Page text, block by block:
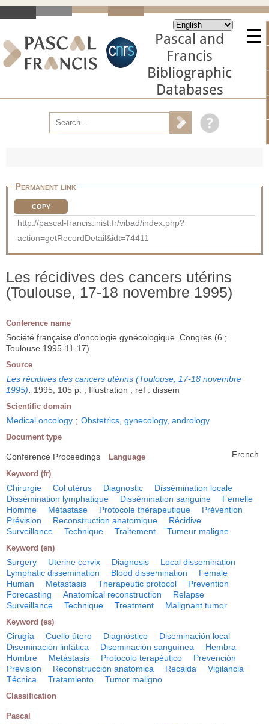
Pascal and
Francis
Bibliographic
Databases
Permanent link
COPY
http://pascal-francis.inist.fr/vibad/index.php?
action=getRecordDetail&idt=74411
Les récidives des cancers utérins
(Toulouse, 17-18 novembre 1995)
Conference name
Société française d'oncologie gynécologique. Congrès (6 ;
Toulouse 1995-11-17)
Source
Les récidives des cancers utérins (Toulouse, 17-18 novembre
1995)
1995, 105 p. ; Illustration ; ref : dissem
Scientific domain
Medical oncology ; Obstetrics, gynecology, andrology
Document type
Conference Proceedings Language French
Keyword (fr)
Chirurgie Col utérus Diagnostic
Dissémination locale
Dissémination lymphatique
Dissémination sanguine
Femelle
Homme
Métastase Protocole thérapeutique
Prévention
Prévision
Reconstruction anatomique
Récidive
Surveillance
Technique Traitement Tumeur maligne
Keyword (en)
Surgery Uterine cervix Diagnosis
Local dissemination
Lymphatic dissemination
Blood dissemination
Female
Human
Metastasis Therapeutic protocol
Prevention
Forecasting
Anatomical reconstruction
Relapse
Surveillance
Technique Treatment Malignant tumor
Keyword (es)
Cirugía Cuello útero Diagnóstico
Diseminación local
Diseminación linfática
Diseminación sanguínea
Hembra
Hombre
Metástasis Protocolo terapéutico
Prevención
Previsión
Reconstrucción anatómica Recaida
Vigilancia
Técnica
Tratamiento Tumor maligno
Classification
Pascal